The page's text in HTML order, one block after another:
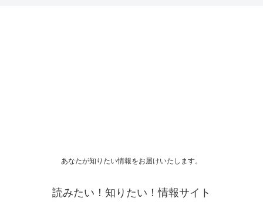
あなたが知りたい情報をお届けいたします。
読みたい！知りたい！情報サイト